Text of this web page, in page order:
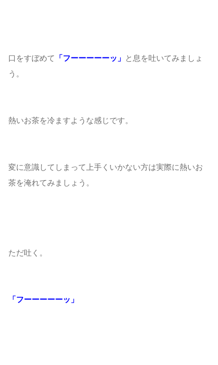
口をすぼめて 「フーーーーーッ」
と息を吐いてみましょ
う。
熱いお茶を冷ますような感じです。
変に意識してしまって上手くいかない方は実際に熱いお
茶を淹れてみましょう。
ただ吐く。
「フーーーーーッ」